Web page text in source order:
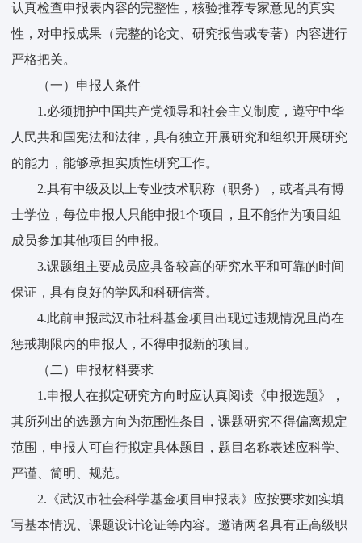
认真检查申报表内容的完整性，核验推荐专家意见的真实
性，对申报成果（完整的论文、研究报告或专著）内容进行
严格把关。
（一）申报人条件
1.必须拥护中国共产党领导和社会主义制度，遵守中华
人民共和国宪法和法律，具有独立开展研究和组织开展研究
的能力，能够承担实质性研究工作。
2.具有中级及以上专业技术职称（职务），或者具有博
士学位，每位申报人只能申报1个项目，且不能作为项目组
成员参加其他项目的申报。
3.课题组主要成员应具备较高的研究水平和可靠的时间
保证，具有良好的学风和科研信誉。
4.此前申报武汉市社科基金项目出现过违规情况且尚在
惩戒期限内的申报人，不得申报新的项目。
（二）申报材料要求
1.申报人在拟定研究方向时应认真阅读《申报选题》，
其所列出的选题方向为范围性条目，课题研究不得偏离规定
范围，申报人可自行拟定具体题目，题目名称表述应科学、
严谨、简明、规范。
2.《武汉市社会科学基金项目申报表》应按要求如实填
写基本情况、课题设计论证等内容。邀请两名具有正高级职